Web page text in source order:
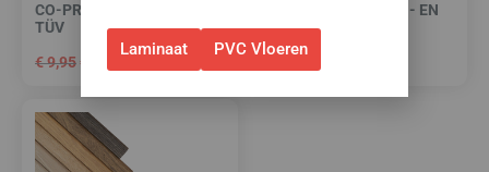
CO-PRO RED-LINE -10 DB
TÜV
€9,95€
HIGH TACK PLINTEN- EN
PROFIELENKIT
Laminaat PVC Vloeren